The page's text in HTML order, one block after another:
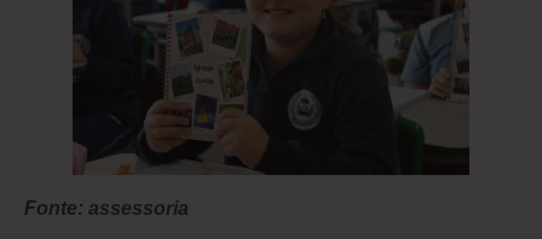
Fonte: assessoria